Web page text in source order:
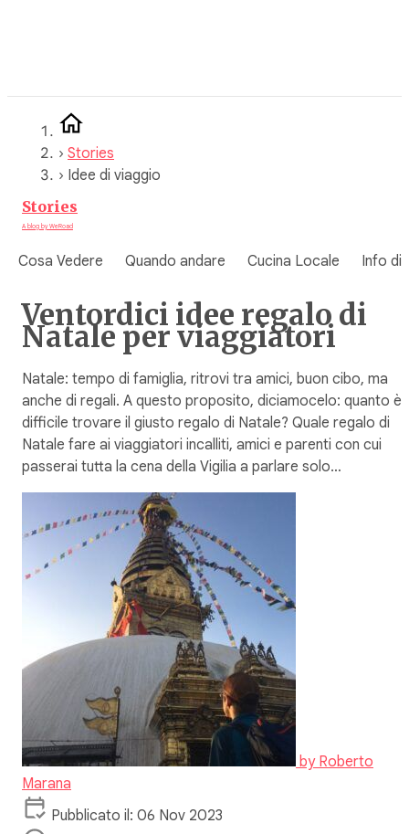
› Stories
› Idee di viaggio
Stories
A blog by WeRoad
Cosa Vedere Quando andare Cucina Locale Info di
Ventordici idee regalo di
Natale per viaggiatori
Natale: tempo di famiglia, ritrovi tra amici, buon cibo, ma
anche di regali. A questo proposito, diciamocelo: quanto è
difficile trovare il giusto regalo di Natale? Quale regalo di
Natale fare ai viaggiatori incalliti, amici e parenti con cui
passerai tutta la cena della Vigilia a parlare solo…
by Roberto
Marana
Pubblicato il: 06 Nov 2023